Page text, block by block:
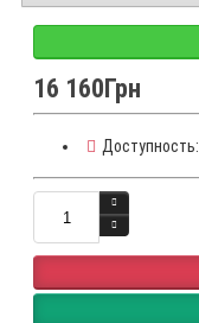
16 160Грн
Доступность: